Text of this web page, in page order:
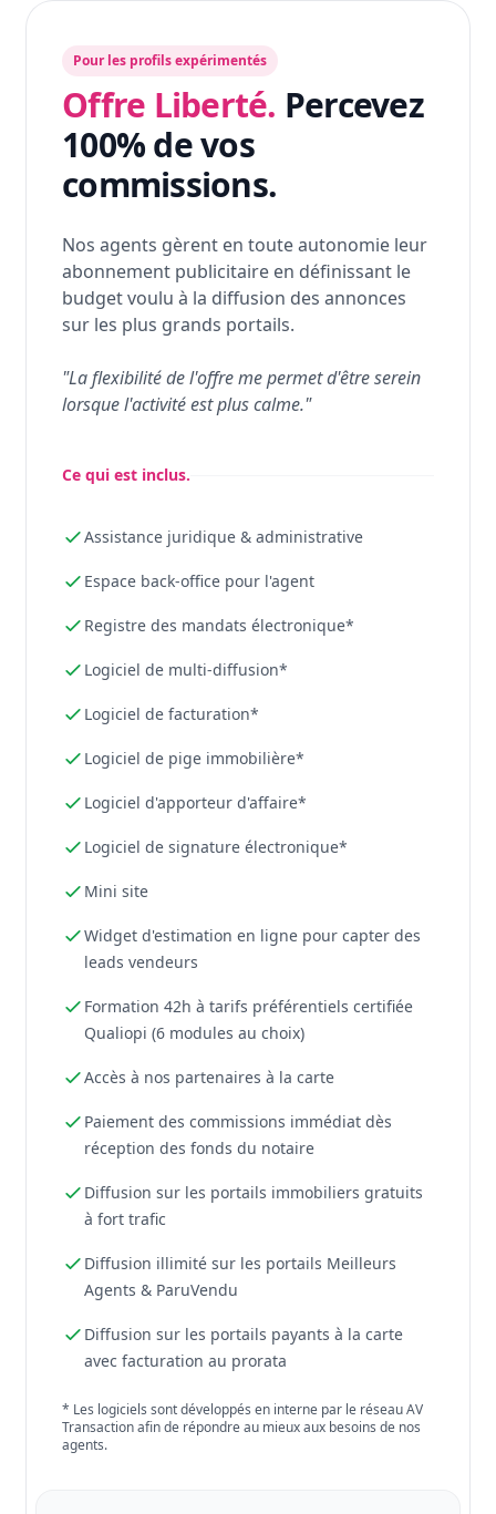
Pour les profils expérimentés
Offre Liberté. Percevez
100% de vos
commissions.
Nos agents gèrent en toute autonomie leur
abonnement publicitaire en définissant le
budget voulu à la diffusion des annonces
sur les plus grands portails.
"La flexibilité de l'offre me permet d'être serein
lorsque l'activité est plus calme."
Ce qui est inclus.
Assistance juridique & administrative
Espace back-office pour l'agent
Registre des mandats électronique*
Logiciel de multi-diffusion*
Logiciel de facturation*
Logiciel de pige immobilière*
Logiciel d'apporteur d'affaire*
Logiciel de signature électronique*
Mini site
Widget d'estimation en ligne pour capter des
leads vendeurs
Formation 42h à tarifs préférentiels certifiée
Qualiopi (6 modules au choix)
Accès à nos partenaires à la carte
Paiement des commissions immédiat dès
réception des fonds du notaire
Diffusion sur les portails immobiliers gratuits
à fort trafic
Diffusion illimité sur les portails Meilleurs
Agents & ParuVendu
Diffusion sur les portails payants à la carte
avec facturation au prorata
* Les logiciels sont développés en interne par le réseau AV
Transaction afin de répondre au mieux aux besoins de nos
agents.